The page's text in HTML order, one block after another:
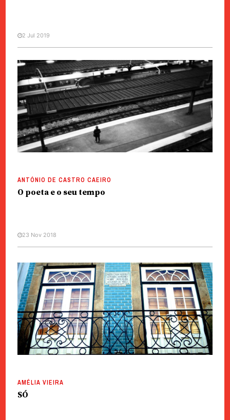
PAULO JOSÉ MIRANDA
Fazer rir um poeta
2 Jul 2019
ANTÓNIO DE CASTRO CAEIRO
O poeta e o seu tempo
23 Nov 2018
AMÉLIA VIEIRA
SÓ